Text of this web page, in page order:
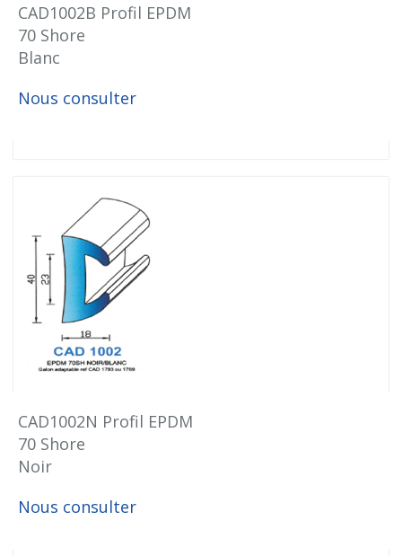
CAD1002B Profil EPDM
70 Shore
Blanc
Nous consulter
CAD1002N Profil EPDM
70 Shore
Noir
Nous consulter